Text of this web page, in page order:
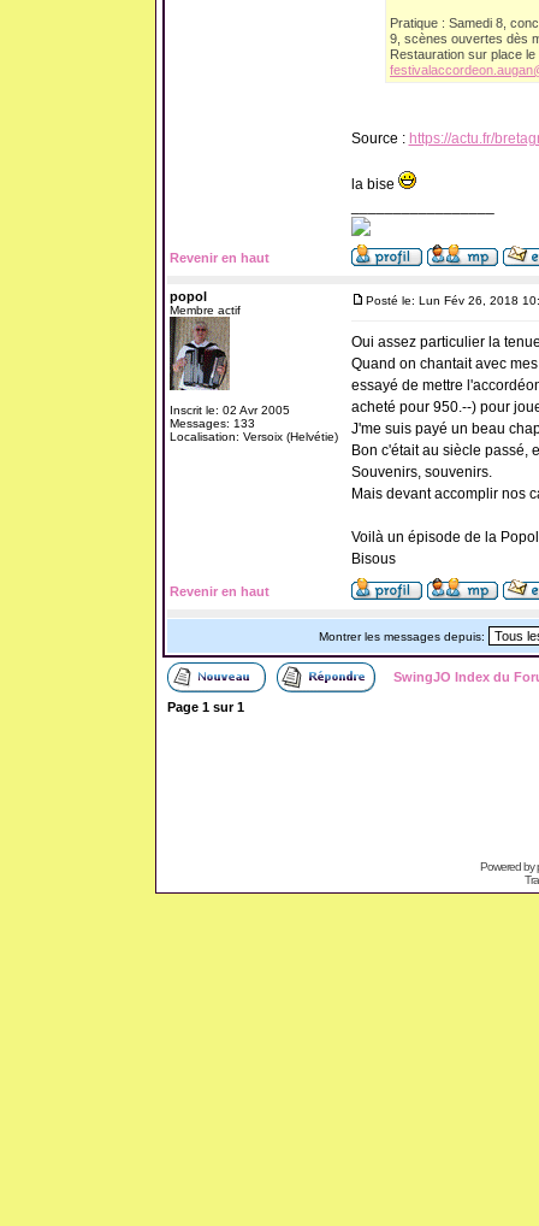
Pratique : Samedi 8,
9, scènes ouvertes dès
Restauration sur place
Source : https://actu.fr/
la bise
Revenir en haut
popol
Membre actif
Inscrit le: 02 Avr 2005
Messages: 133
Localisation: Versoix (Helvétie)
Posté le: Lun Fév 26, 2018
Oui assez particulier la
Quand on chantait avec
essayé de mettre
acheté pour 950.--) pour
J'me suis payé un beau
Bon c'était au siècle passé,
Souvenirs, souvenirs.
Mais devant accomplir nos
Voilà un épisode de la
Bisous
Revenir en haut
Montrer les messages depuis:
SwingJO Index du
Page 1sur1
Powered by